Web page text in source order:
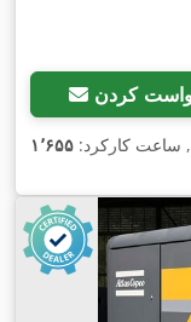
کردن
, ساعت کارکرد: